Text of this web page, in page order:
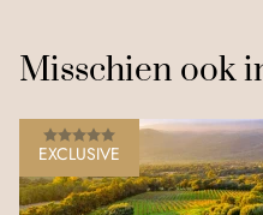
Misschien ook
EXCLUSIVE